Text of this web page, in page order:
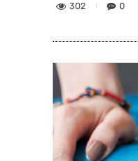
302
0